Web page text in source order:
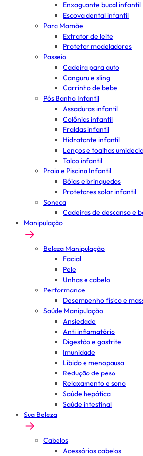
Enxaguante bucal infantil
Escova dental infantil
Para Mamãe
Extrator de leite
Protetor modeladores
Passeio
Cadeira para auto
Canguru e sling
Carrinho de bebe
Pós Banho Infantil
Assaduras infantil
Colônias infantil
Fraldas infantil
Hidratante infantil
Lenços e toalhas
Talco infantil
Praia e Piscina Infantil
Bóias e brinquedos
Protetores solar infantil
Soneca
Cadeiras de descanso e
Manipulação
Beleza Manipulação
Facial
Pele
Unhas e cabelo
Performance
Desempenho físico e
Saúde Manipulação
Ansiedade
Anti inflamatório
Digestão e gastrite
Imunidade
Libido e menopausa
Redução de peso
Relaxamento e sono
Saúde hepática
Saúde intestinal
Sua Beleza
Cabelos
Acessórios cabelos